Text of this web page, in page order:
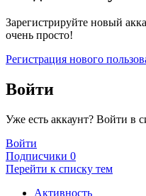
Зарегистрируйте новый
очень просто!
Регистрация нового
Войти
Уже есть аккаунт? Войти в
Войти
Подписчики 0
Перейти к списку тем
Активность